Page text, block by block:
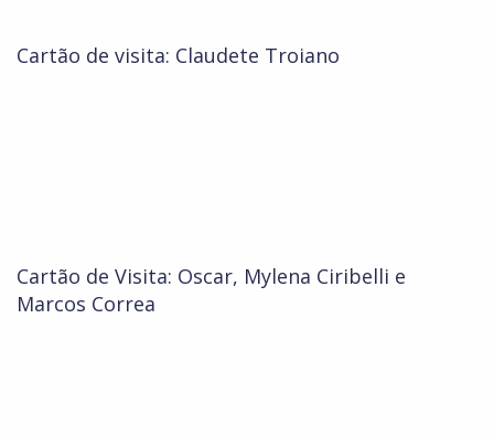
Cartão de visita: Claudete Troiano
Cartão de Visita: Oscar, Mylena Ciribelli e
Marcos Correa